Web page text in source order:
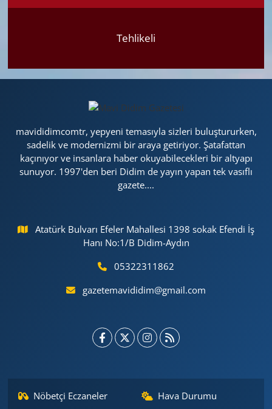
Tehlikeli
mavididimcomtr, yepyeni temasıyla sizleri buluştururken,
sadelik ve modernizmi bir araya getiriyor. Şatafattan
kaçınıyor ve insanlara haber okuyabilecekleri bir altyapı
sunuyor. 1997'den beri Didim de yayın yapan tek vasıflı
gazete....
Atatürk Bulvarı Efeler Mahallesi 1398 sokak Efendi İş
Hanı No:1/B Didim-Aydın
05322311862
gazetemavididim@gmail.com
Nöbetçi Eczaneler Hava Durumu